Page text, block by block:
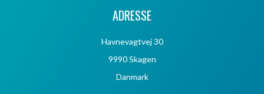
ADRESSE
Havnevagtvej 30
9990 Skagen
Danmark